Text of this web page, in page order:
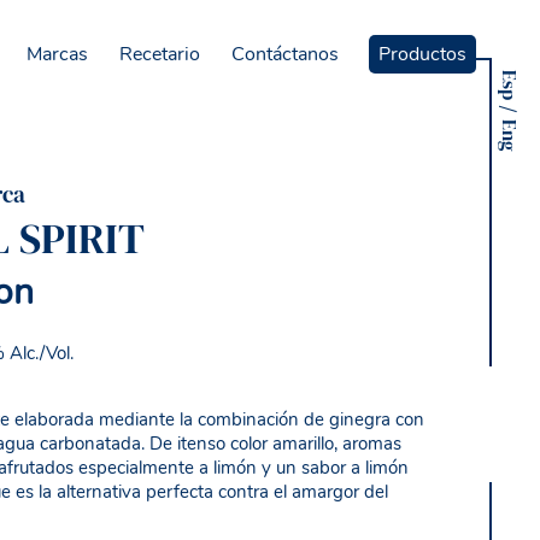
Marcas Recetario Contáctanos Productos
Esp
Eng
SPIRIT
Vol.
elaborada mediante la combinación de ginegra con
carbonatada. De itenso color amarillo, aromas
especialmente a limón y un sabor a limón
es la alternativa perfecta contra el amargor del